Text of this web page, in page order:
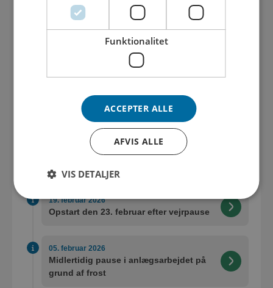
27. marts 2026
Åbning af Tybovej og opstart på
17. marts 2026
Tybovej til Folketingsvalget den 24.
16. marts 2026
19. februar 2026
Opstart den 23. februar efter vejrpause
05. februar 2026
Midlertidig pause i anlægsarbejdet på
grund af frost
Funktionalitet
ACCEPTER ALLE
AFVIS ALLE
VIS DETALJER